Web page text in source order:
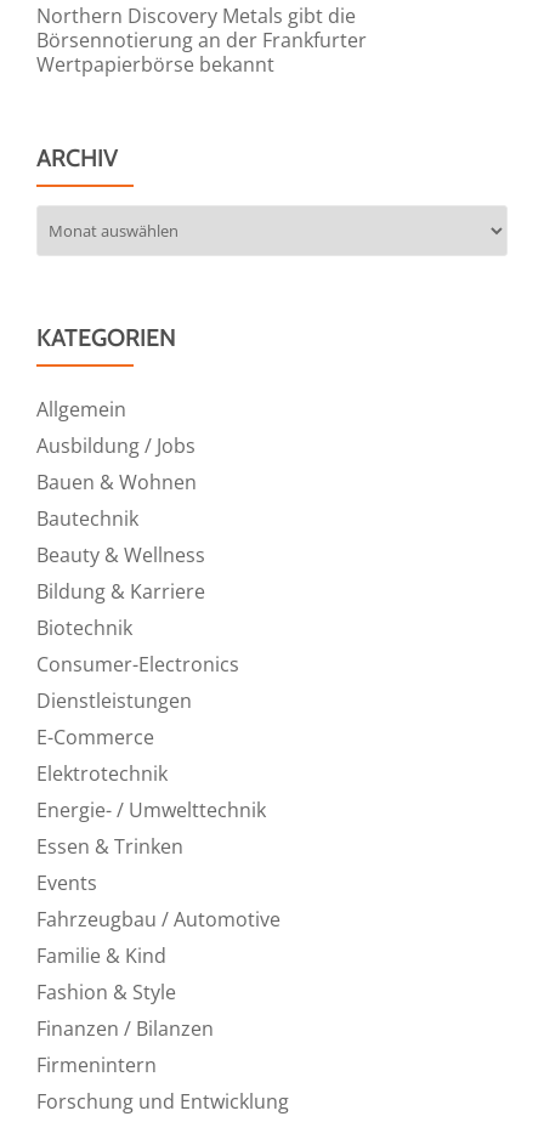
Northern Discovery Metals gibt die
Börsennotierung an der Frankfurter
Wertpapierbörse bekannt
ARCHIV
KATEGORIEN
Allgemein
Ausbildung / Jobs
Bauen & Wohnen
Bautechnik
Beauty & Wellness
Bildung & Karriere
Biotechnik
Consumer-Electronics
Dienstleistungen
E-Commerce
Elektrotechnik
Energie- / Umwelttechnik
Essen & Trinken
Events
Fahrzeugbau / Automotive
Familie & Kind
Fashion & Style
Finanzen / Bilanzen
Firmenintern
Forschung und Entwicklung